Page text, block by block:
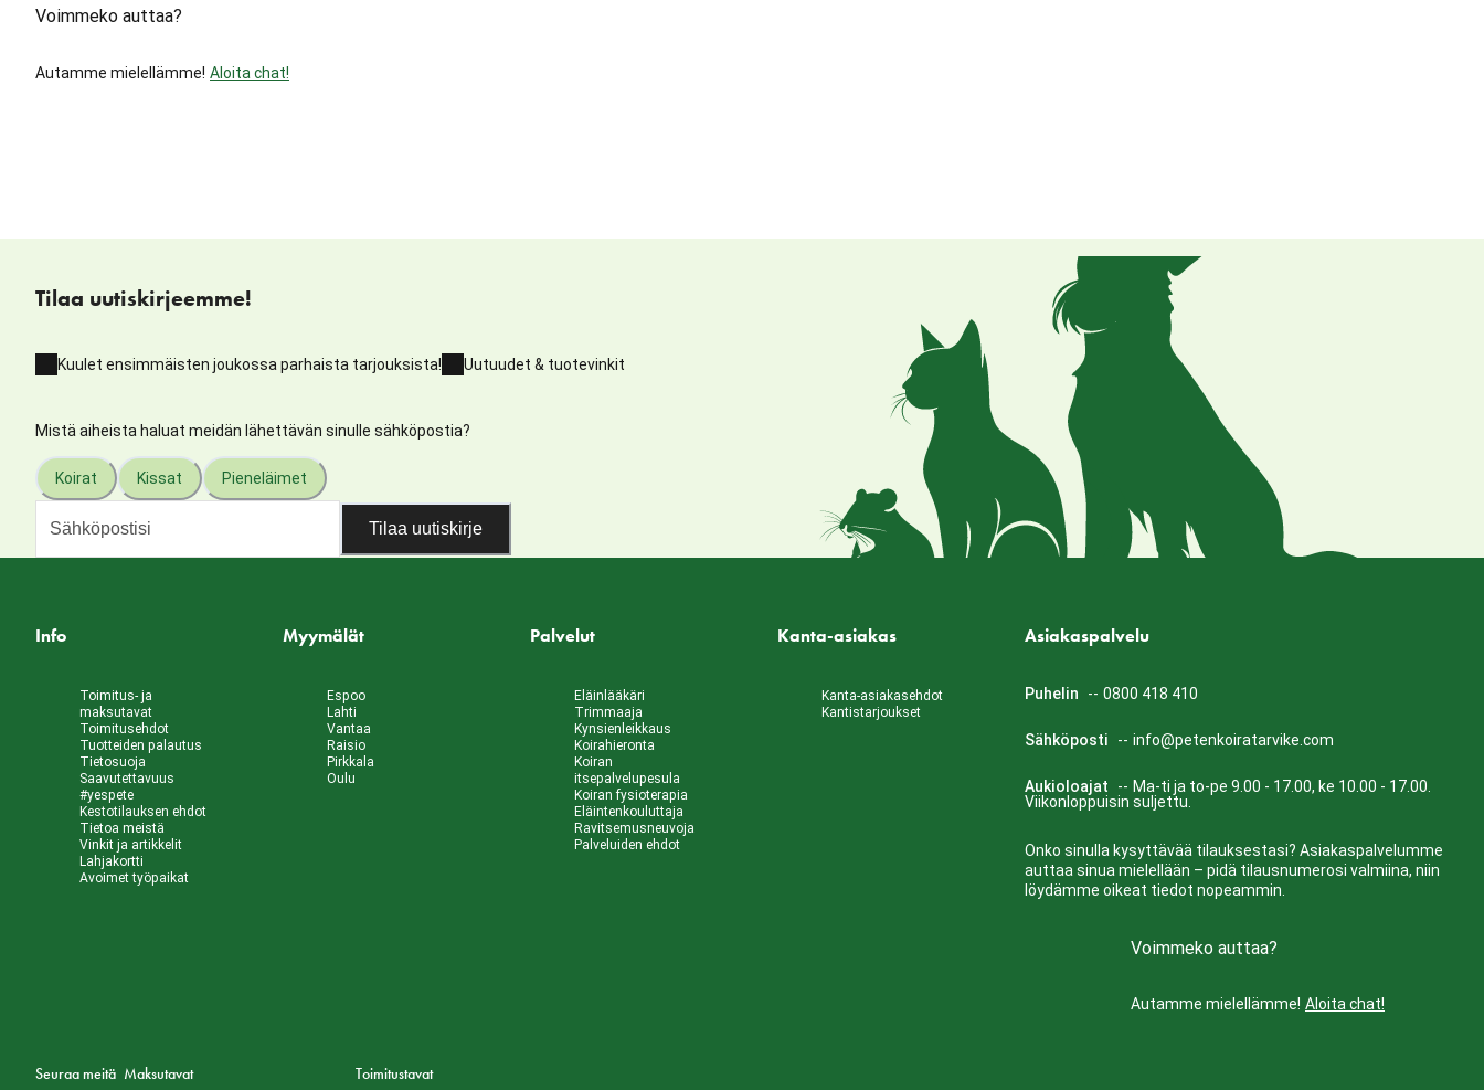
Voimmeko auttaa?
Autamme mielellämme! Aloita chat!
Tilaa uutiskirjeemme!
Kuulet ensimmäisten joukossa parhaista tarjouksista! Uutuudet & tuotevinkit
Mistä aiheista haluat meidän lähettävän sinulle sähköpostia?
Koirat Kissat Pieneläimet
Tilaa uutiskirje
Info
Toimitus- ja
maksutavat
Toimitusehdot
Tuotteiden palautus
Tietosuoja
Saavutettavuus
#yespete
Kestotilauksen ehdot
Tietoa meistä
Vinkit ja artikkelit
Lahjakortti
Avoimet työpaikat
Myymälät
Espoo
Lahti
Vantaa
Raisio
Pirkkala
Oulu
Palvelut
Eläinlääkäri
Trimmaaja
Kynsienleikkaus
Koirahieronta
Koiran
itsepalvelupesula
Koiran fysioterapia
Eläintenkouluttaja
Ravitsemusneuvoja
Palveluiden ehdot
Kanta-asiakas
Kanta-asiakasehdot
Kantistarjoukset
Asiakaspalvelu
Puhelin -- 0800 418 410
Sähköposti -- info@petenkoiratarvike.com
Aukioloajat -- Ma-ti ja to-pe 9.00 - 17.00, ke 10.00 - 17.00.
Viikonloppuisin suljettu.
Onko sinulla kysyttävää tilauksestasi? Asiakaspalvelumme
auttaa sinua mielellään – pidä tilausnumerosi valmiina, niin
löydämme oikeat tiedot nopeammin.
Voimmeko auttaa?
Autamme mielellämme! Aloita chat!
Seuraa meitä Maksutavat Toimitustavat